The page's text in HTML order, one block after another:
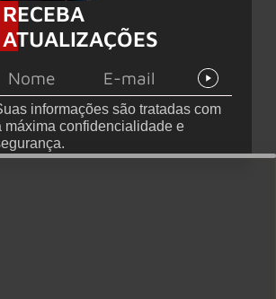
acelerada e line-
up completo
confirmado
RECEBA
ATUALIZAÇÕES
informações são tratadas com
máxima confidencialidade e